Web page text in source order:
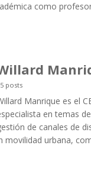
como
posts
Manrique es el
en temas
de canales de
movilidad urbana,